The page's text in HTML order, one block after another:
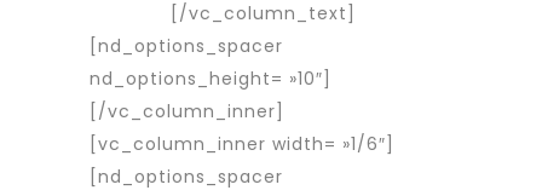
[/vc_column_text]
[nd_options_spacer
nd_options_height= »10″]
[/vc_column_inner]
[vc_column_inner width= »1/6″]
[nd_options_spacer